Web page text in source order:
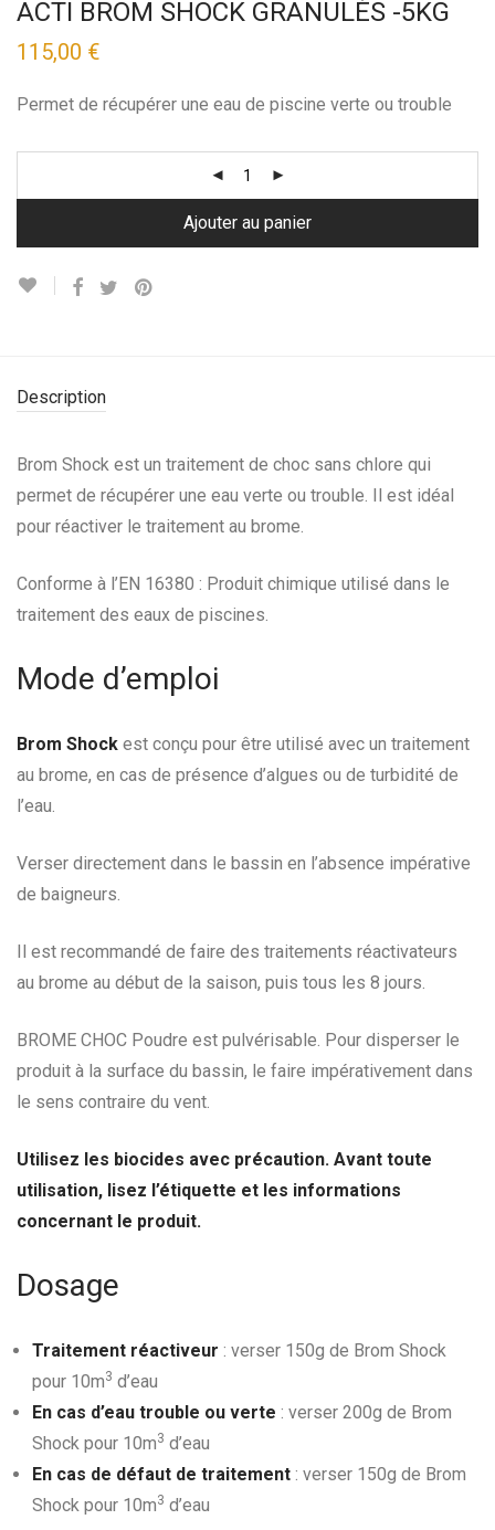
ACTI BROM SHOCK GRANULÉS -5KG
115,00 €
Permet de récupérer une eau de piscine verte ou trouble
Ajouter au panier
Description
Brom Shock est un traitement de choc sans chlore qui
permet de récupérer une eau verte ou trouble. Il est idéal
pour réactiver le traitement au brome.
Conforme à l’EN 16380 : Produit chimique utilisé dans le
traitement des eaux de piscines.
Mode d’emploi
Brom Shock est conçu pour être utilisé avec un traitement
au brome, en cas de présence d’algues ou de turbidité de
l’eau.
Verser directement dans le bassin en l’absence impérative
de baigneurs.
Il est recommandé de faire des traitements réactivateurs
au brome au début de la saison, puis tous les 8 jours.
BROME CHOC Poudre est pulvérisable. Pour disperser le
produit à la surface du bassin, le faire impérativement dans
le sens contraire du vent.
Utilisez les biocides avec précaution. Avant toute
utilisation, lisez l’étiquette et les informations
concernant le produit.
Dosage
Traitement réactiveur : verser 150g de Brom Shock
pour 10m3 d’eau
En cas d’eau trouble ou verte : verser 200g de Brom
Shock pour 10m3 d’eau
En cas de défaut de traitement : verser 150g de Brom
Shock pour 10m3 d’eau